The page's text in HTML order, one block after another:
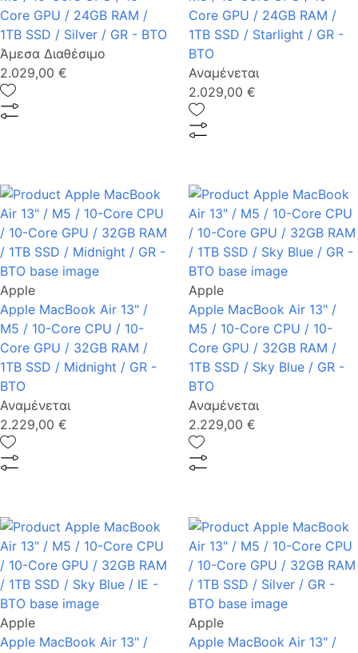
Core GPU / 24GB RAM /
1TB SSD / Silver / GR - BTO
Άμεσα Διαθέσιμο
2.029,00 €
Core GPU / 24GB RAM /
1TB SSD / Starlight / GR -
BTO
Αναμένεται
2.029,00 €
Apple
Apple MacBook Air 13" /
M5 / 10-Core CPU / 10-
Core GPU / 32GB RAM /
1TB SSD / Midnight / GR -
BTO
Αναμένεται
2.229,00 €
Apple
Apple MacBook Air 13" /
M5 / 10-Core CPU / 10-
Core GPU / 32GB RAM /
1TB SSD / Sky Blue / GR -
BTO
Αναμένεται
2.229,00 €
Apple
Apple MacBook Air 13" /
Apple
Apple MacBook Air 13" /